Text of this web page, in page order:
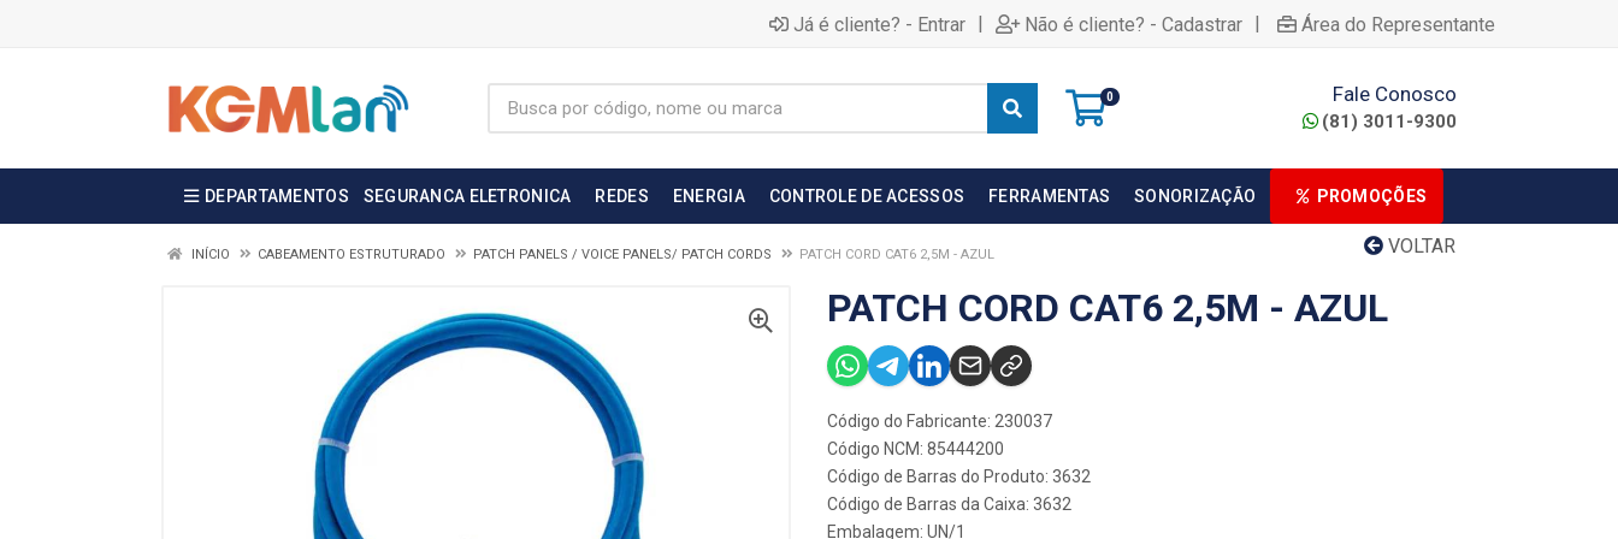
Já é cliente? - Entrar | Não é cliente? - Cadastrar | Área do Representante
0 Fale Conosco
(81) 3011-9300
DEPARTAMENTOS SEGURANCA ELETRONICA REDES ENERGIA CONTROLE DE ACESSOS FERRAMENTAS SONORIZAÇÃO PROMOÇÕES
VOLTAR
INÍCIO CABEAMENTO ESTRUTURADO PATCH PANELS / VOICE PANELS/ PATCH CORDS PATCH CORD CAT6 2,5M - AZUL
PATCH CORD CAT6 2,5M - AZUL
Código do Fabricante: 230037
Código NCM: 85444200
Código de Barras do Produto: 3632
Código de Barras da Caixa: 3632
Embalagem: UN/1